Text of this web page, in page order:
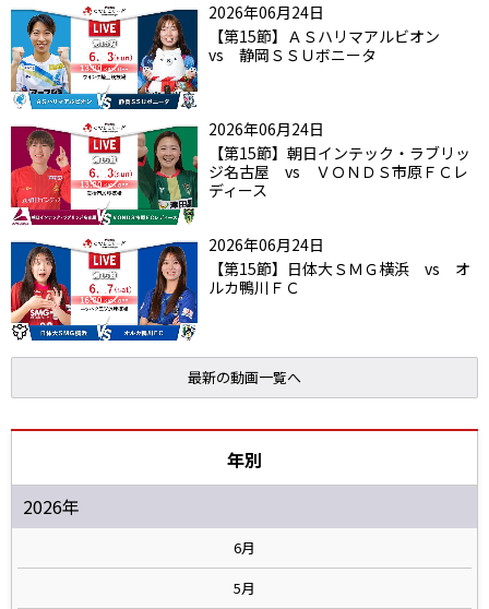
2026年06月24日
【第15節】ＡＳハリマアルビオン
vs 静岡ＳＳＵボニータ
2026年06月24日
【第15節】朝日インテック・ラブリッ
ジ名古屋 vs ＶＯＮＤＳ市原ＦＣレ
ディース
2026年06月24日
【第15節】日体大ＳＭＧ横浜 vs オ
ルカ鴨川ＦＣ
最新の動画一覧へ
年別
2026年
6月
5月